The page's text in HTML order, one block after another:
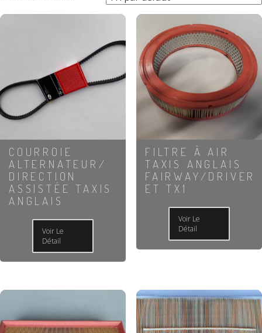
COURROIE
ALTERNATEUR/
DIRECTION
ASSISTÉE TAXIS
ANGLAIS
Voir Le
Détail
FILTRE À AIR
TAXIS ANGLAIS
FAIRWAY/DRIVER
ET TX1
Voir Le
Détail